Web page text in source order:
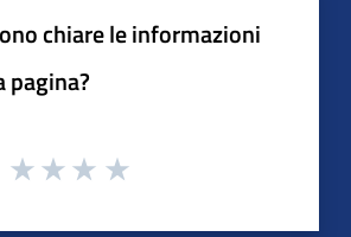
chiare le informazioni
pagina?